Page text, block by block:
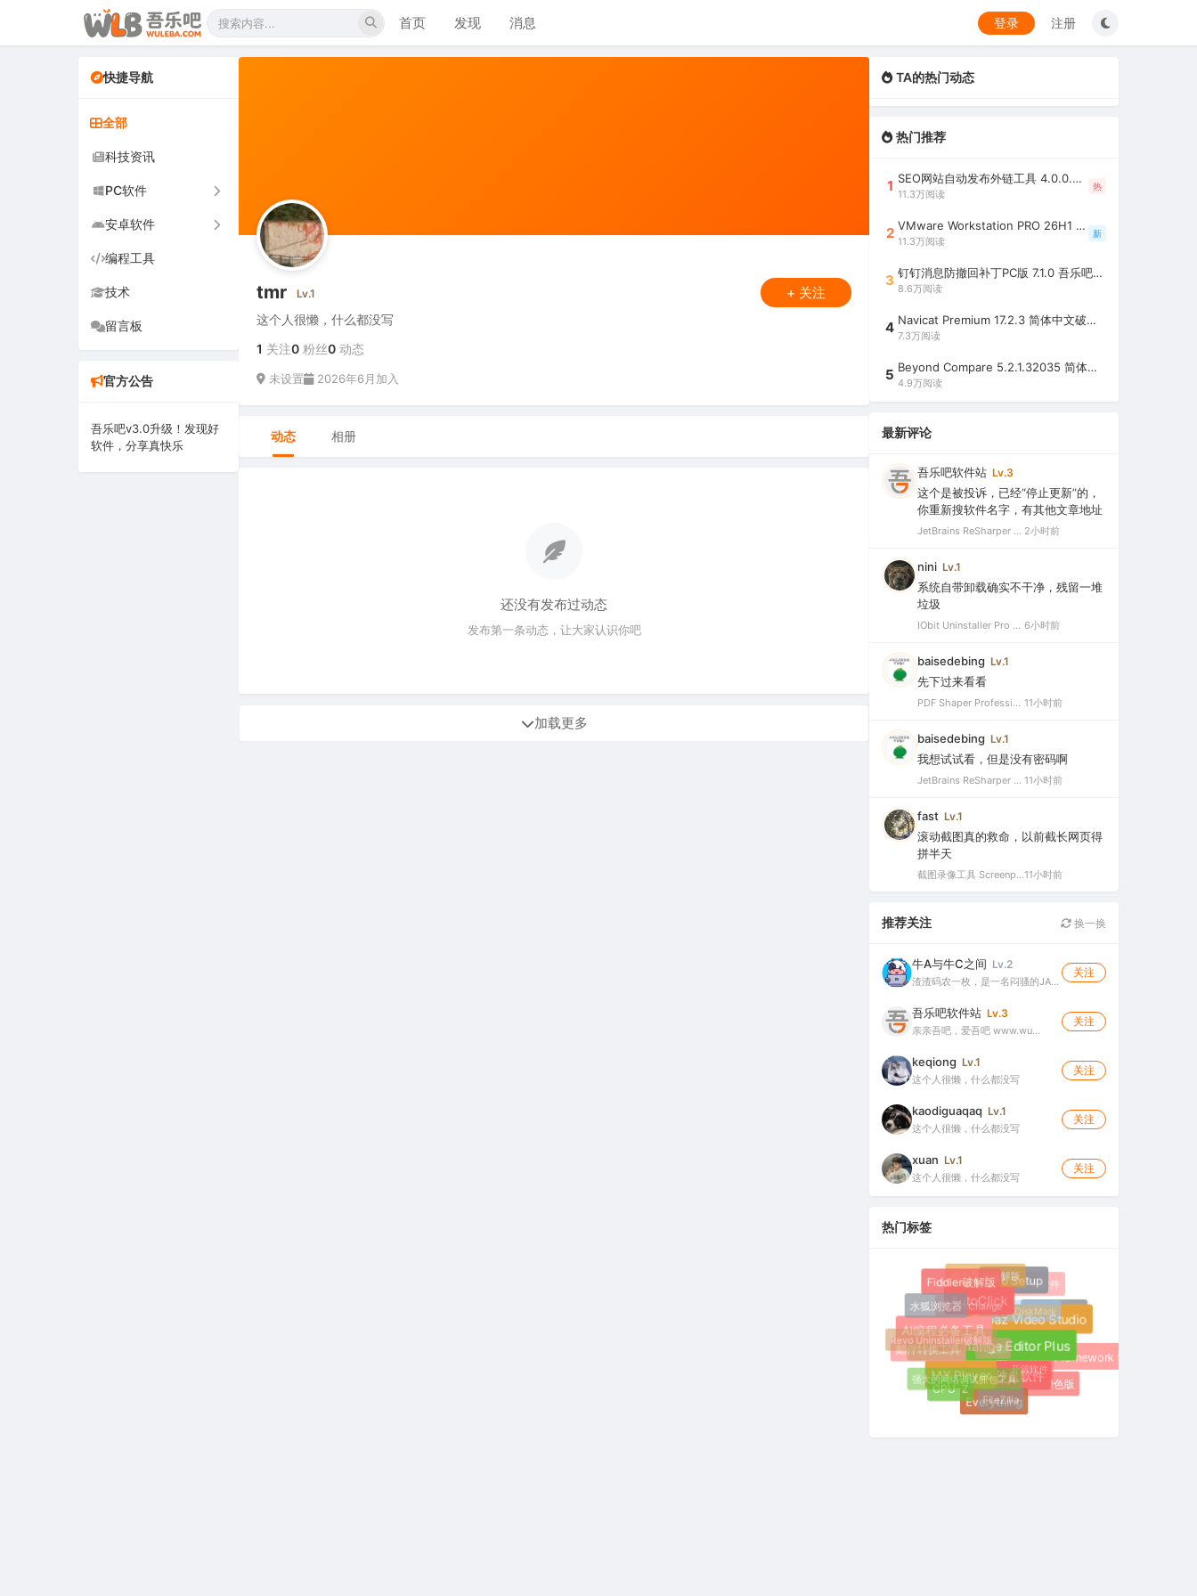
首页 发现 消息 登录 注册
快捷导航
全部
科技资讯
PC软件
办公软件
网络软件
音频视频
系统下载
安卓软件
手机软件
车机软件
编程工具
技术
留言板
官方公告
吾乐吧v3.0升级！发现好
软件，分享真快乐
tmr Lv.1
这个人很懒，什么都没写
1 关注0 粉丝0 动态
未设置 2026年6月加入
+ 关注
动态 相册
还没有发布过动态
发布第一条动态，让大家认识你吧
加载更多
TA的热门动态
热门推荐
1 SEO网站自动发布外链工具 4.0.0.0 吾乐吧优化版（智能代理狂刷外链）
11.3万阅读
热
2 VMware Workstation PRO 26H1 中文精简安装注册版 / 完整版（最好用的虚拟机软件）
11.3万阅读
新
3 钉钉消息防撤回补丁PC版 7.1.0 吾乐吧优化版（支持消息防撤回+钉钉多开+支持消息永不已读+去除钉钉水印）
8.6万阅读
4 Navicat Premium 17.2.3 简体中文破解版（多重数据库管理工具）
7.3万阅读
5 Beyond Compare 5.2.1.32035 简体中文注册版（超强文件/夹比较工具）
4.9万阅读
最新评论
吾乐吧软件站 Lv.3
这个是被投诉，已经“停止更新”的，
你重新搜软件名字，有其他文章地址
JetBrains ReSharper 2021.2.1 Ultimate 官方最新破解版+注册机（VS最好用的插件，停止更新） 2小时前
nini Lv.1
系统自带卸载确实不干净，残留一堆
垃圾
IObit Uninstaller Pro 15.5.0.11 绿色特别版（强大的软件卸载工具） 6小时前
baisedebing Lv.1
先下过来看看
PDF Shaper Professional 15.6 中文破解版（强大实用的全能PDF工具箱） 11小时前
baisedebing Lv.1
我想试试看，但是没有密码啊
JetBrains ReSharper 2021.2.1 Ultimate 官方最新破解版+注册机（VS最好用的插件，停止更新） 11小时前
fast Lv.1
滚动截图真的救命，以前截长网页得
拼半天
截图录像工具 Screenpresso Pro v2.2.12 多语便携版（截图录屏二合一的轻量工具）11小时前
推荐关注 换一换
牛A与牛C之间 Lv.2
渣渣码农一枚，是一名闷骚的JA…
关注
吾乐吧软件站 Lv.3
亲亲吾吧，爱吾吧 www.wu…
关注
keqiong Lv.1
这个人很懒，什么都没写
关注
kaodiguaqaq Lv.1
这个人很懒，什么都没写
关注
xuan Lv.1
这个人很懒，什么都没写
关注
热门标签
Fiddler绿色版
Microsoft .NET Framework 9.0
沙盘软件
Everything
FileZilla
开源软件
比亚迪
火狐浏览器
Topaz Video Studio
PDF-XChange Editor Plus
MX Player
CPU-Z
强大的网络调试抓包工具
AI漫剧
CrystalDiskMark
数据恢复软件
Inno Setup
AutoClick
AI编程必备工具
邮件转换工具
Revo Uninstaller破解版
PDF-XChange
威力导演破解版
Fiddler破解版
水狐浏览器